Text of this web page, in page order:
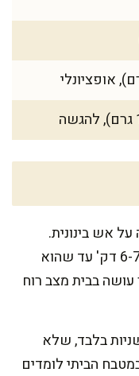
אש בינונית.
מוסיפים שמן זית ובצל, ומטגנים 6-7 דק' עד שהוא
עושה בבית מצב רוח
שום ומערבבים 20-30 שניות בלבד, שלא
הביתי לומדים